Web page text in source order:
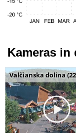
Kameras in
Valčianska dolina